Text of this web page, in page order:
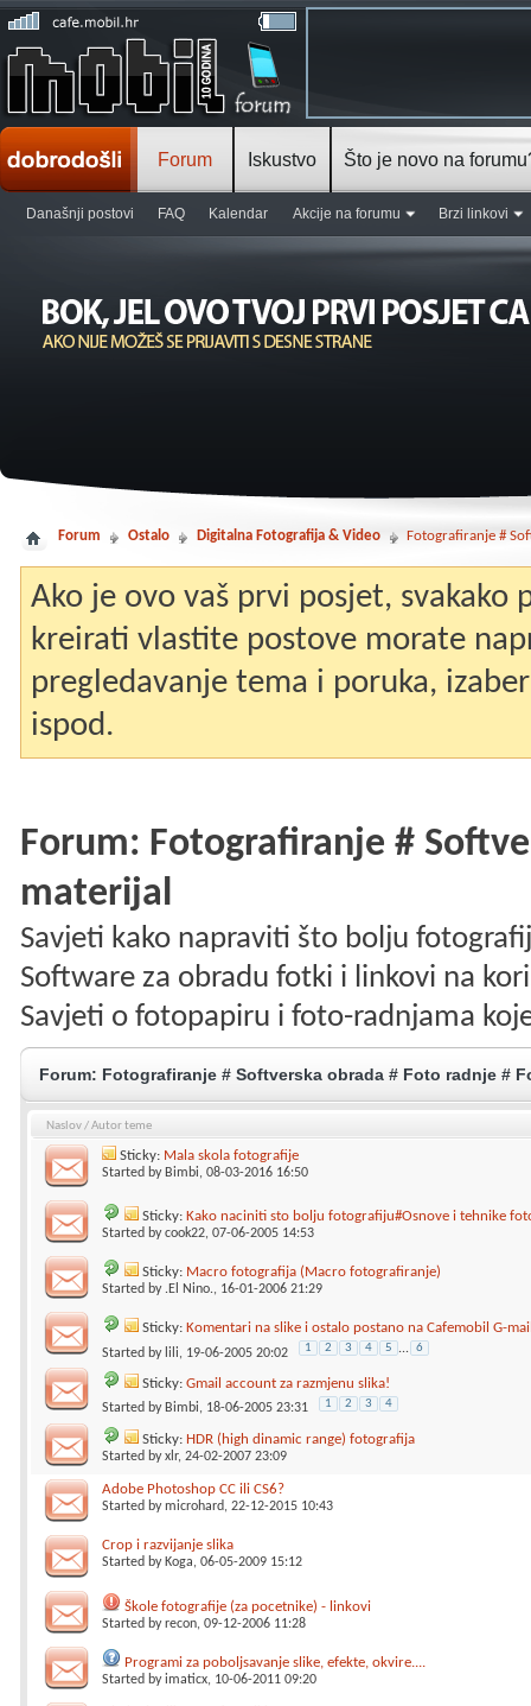
Forum
Današnji postovi FAQ Kalendar Akcije na forumu Brzi linkovi
Iskustvo Što je novo na
Forum Ostalo Digitalna Fotografija & Video Fotografiranje #
Ako je ovo vaš prvi posjet, svakako
kreirati vlastite postove morate
pregledavanje tema i poruka,
ispod.
Forum: Fotografiranje #
materijal
Savjeti kako napraviti što bolju
Software za obradu fotki i linkovi na
Savjeti o fotopapiru i foto-radnjama
Forum: Fotografiranje # Softverska obrada # Foto radnje #
Naslov/Autor teme
Sticky: Mala skola fotografije
Started by Bimbi, 08-03-2016 16:50
Sticky: Kako naciniti sto bolju fotografiju#Osnove i tehnike
Started bycook22, 07-06-2005 14:53
Sticky: Macro fotografija (Macro fotografiranje)
Started by .El Nino., 16-01-2006 21:29
Sticky: Komentari na slike i ostalo postano na Cafemobil G-
Started by lili, 19-06-2005 20:02 1 2 3 4 5 ... 6
Sticky: Gmail account za razmjenu slika!
Started by Bimbi, 18-06-2005 23:31 1 2 3 4
Sticky: HDR (high dinamic range) fotografija
Started byxlr, 24-02-2007 23:09
Adobe Photoshop CC ili CS6?
Started bymicrohard, 22-12-2015 10:43
Crop i razvijanje slika
Started by Koga, 06-05-2009 15:12
Škole fotografije (za pocetnike) - linkovi
Started byrecon, 09-12-2006 11:28
Programi za poboljsavanje slike, efekte, okvire....
Started byimaticx, 10-06-2011 09:20